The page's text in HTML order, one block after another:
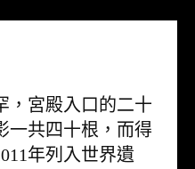
，宮殿入口的二十
一共四十根，而得
年列入世界遺